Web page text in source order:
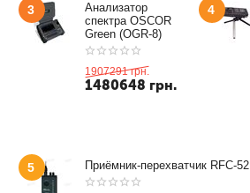
3
Анализатор
спектра OSCOR
Green (OGR-8)
1907291 грн.
1480648 грн.
4
5 Приёмник-перехватчик RFC-52